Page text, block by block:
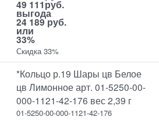
49 111руб.
выгода
24 189 руб.
или
33%
Скидка 33%
*Кольцо р.19 Шары цв Белое
цв Лимонное арт. 01-5250-00-
000-1121-42-176 вес 2,39 г
01-5250-00-000-1121-42-176